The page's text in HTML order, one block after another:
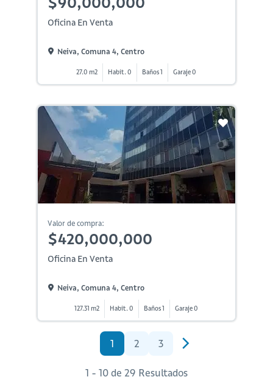
Oficina En Venta
Neiva, Comuna 4, Centro
27.0 m2 Habit. 0 Baños 1 Garaje 0
Valor de compra:
$420,000,000
Oficina En Venta
Neiva, Comuna 4, Centro
127.31 m2 Habit. 0 Baños 1 Garaje 0
1 2 3
1 - 10 de 29 Resultados